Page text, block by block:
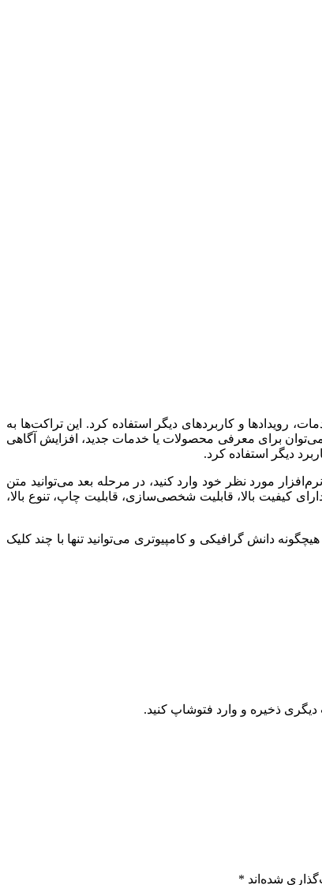
رویدادها و کاربردهای دیگر استفاده کرد. این تراکت‌ها به
برای معرفی محصولات یا خدمات جدید، افزایش آگاهی
دیگر استفاده کرد.
مورد نظر خود وارد کنید، در مرحله بعد می‌توانید متن
کیفیت بالا، قابلیت شخصی‌سازی، قابلیت چاپ، تنوع بالا،
دانش گرافیکی و کامپیوتری می‌توانید تنها با چند کلیک
ذخیره و وارد فتوشاپ کنید.
شده‌اند *